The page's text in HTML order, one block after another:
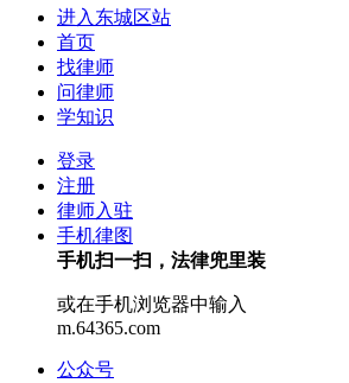
进入东城区站
首页
找律师
问律师
学知识
登录
注册
律师入驻
手机律图
手机扫一扫，法律兜里装
或在手机浏览器中输入
m.64365.com
公众号